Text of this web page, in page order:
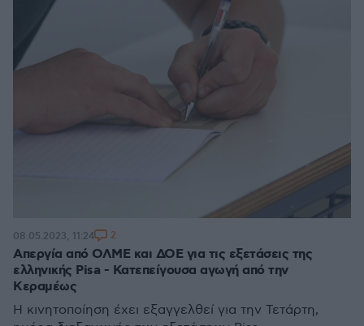
Απεργία από ΟΛΜΕ και ΔΟΕ για τις εξετάσεις της
ελληνικής Pisa - Κατεπείγουσα αγωγή από την
Κεραμέως
Η κινητοποίηση έχει εξαγγελθεί για την Τετάρτη,
08.05.2023, 11:24 2